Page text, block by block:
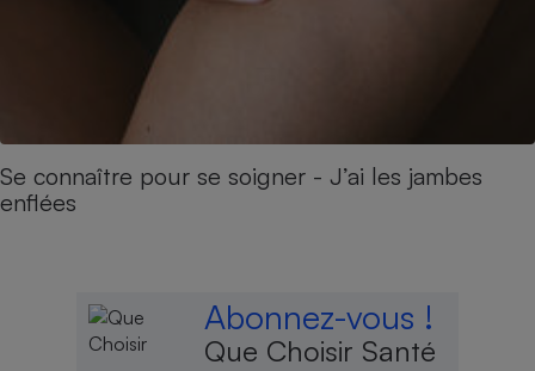
Se connaître pour se soigner - J’ai les jambes
enflées
Abonnez-vous !
Que Choisir Santé